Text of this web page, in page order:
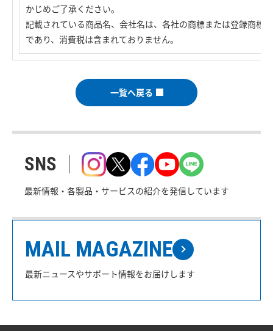
かじめご了承ください。
記載されている商品名、会社名は、各社の商標または登録商標
であり、消費税は含まれておりません。
一覧へ戻る
SNS
最新情報・各製品・サービスの紹介を発信しています
MAIL MAGAZINE
最新ニュースやサポート情報をお届けします